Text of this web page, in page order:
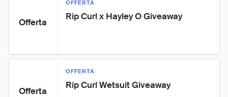
Offerta
OFFERTA
Rip Curl x Hayley O Giveaway
Offerta
OFFERTA
Rip Curl Wetsuit Giveaway